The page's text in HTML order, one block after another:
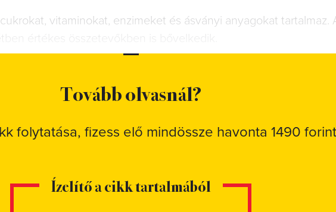
vitaminokat, enzimeket és ásványi anyagokat tartalmaz.
Tovább olvasnál?
folytatása, fizess elő mindössze havonta 1490
Ízelítő a cikk tartalmából